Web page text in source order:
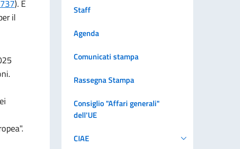
). È
il
Staff
Agenda
Comunicati stampa
Rassegna Stampa
Consiglio "Affari generali"
dell'UE
CIAE